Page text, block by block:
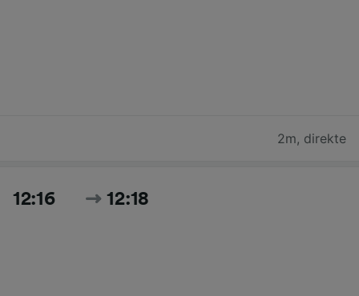
2m, direkte
12:16 12:18